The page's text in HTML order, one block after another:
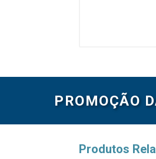
PROMOÇÃO
Produtos